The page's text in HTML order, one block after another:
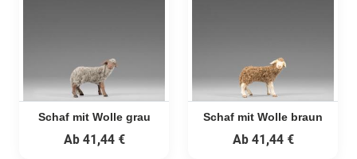
Schaf mit Wolle grau
Ab41,44 €
Schaf mit Wolle braun
Ab41,44 €